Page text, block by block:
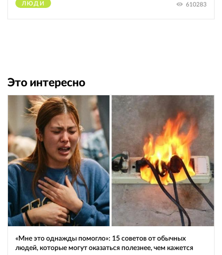
ЛЮДИ 610283
Это интересно
«Мне это однажды помогло»: 15 советов от обычных
людей, которые могут оказаться полезнее, чем кажется